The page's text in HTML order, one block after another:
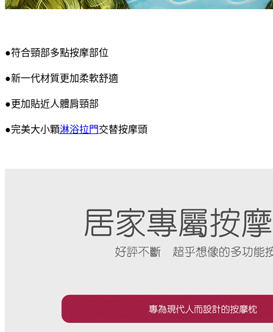
●符合頸部多點按摩部位
●新一代材質更加柔軟舒適
●更加貼近人體肩頸部
●完美大小顆淋浴拉門交替按摩頭